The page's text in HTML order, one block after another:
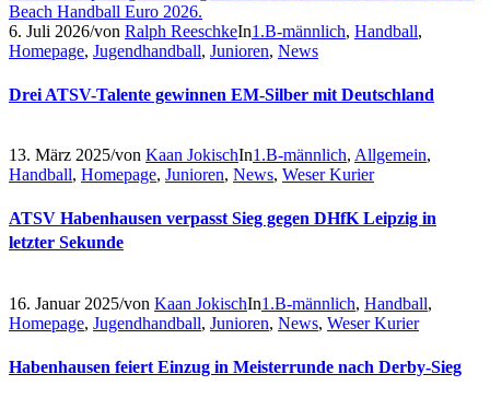
6. Juli 2026/von Ralph ReeschkeIn1.B-männlich, Handball,
Homepage, Jugendhandball, Junioren, News
Drei ATSV-Talente gewinnen EM-Silber mit Deutschland
13. März 2025/von Kaan JokischIn1.B-männlich, Allgemein,
Handball, Homepage, Junioren, News, Weser Kurier
ATSV Habenhausen verpasst Sieg gegen DHfK Leipzig in
letzter Sekunde
16. Januar 2025/von Kaan JokischIn1.B-männlich, Handball,
Homepage, Jugendhandball, Junioren, News, Weser Kurier
Habenhausen feiert Einzug in Meisterrunde nach Derby-Sieg